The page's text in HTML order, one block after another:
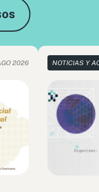
2026 NOTICIAS Y